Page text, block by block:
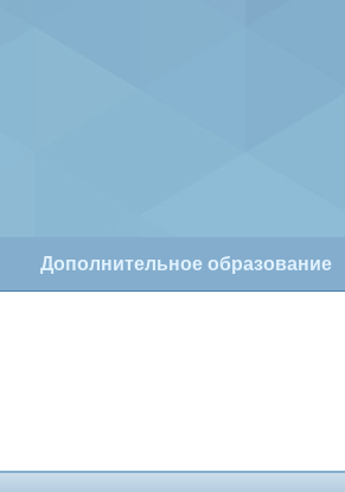
Дополнительное образование